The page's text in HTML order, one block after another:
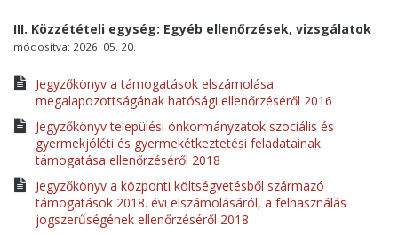
III. Közzétételi egység: Egyéb ellenőrzések, vizsgálatok
módosítva: 2026. 05. 20.
Jegyzőkönyv a támogatások elszámolása
megalapozottságának hatósági ellenőrzéséről 2016
Jegyzőkönyv települési önkormányzatok szociális és
gyermekjóléti és gyermekétkeztetési feladatainak
támogatása ellenőrzéséről 2018
Jegyzőkönyv a központi költségvetésből származó
támogatások 2018. évi elszámolásáról, a felhasználás
jogszerűségének ellenőrzéséről 2018